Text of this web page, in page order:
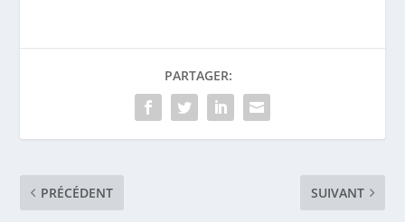
PARTAGER:
PRÉCÉDENT SUIVANT